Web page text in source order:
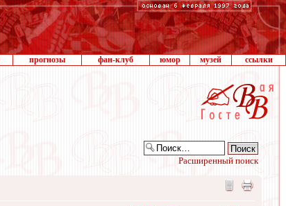
прогнозы фан-клуб юмор музей ссылки
Расширенный поиск